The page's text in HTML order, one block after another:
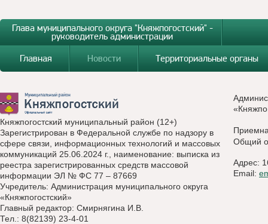
Глава муниципального округа "Княжпогостский" -
руководитель администрации
Главная
Новости Территориальные органы
Княжпогостский муниципальный район (12+)
Зарегистрирован в Федеральной службе по надзору в
сфере связи, информационных технологий и массовых
коммуникаций 25.06.2024 г., наименование: выписка из
реестра зарегистрированных средств массовой
информации ЭЛ № ФС 77 – 87669
Учредитель: Администрация муниципального округа
«Княжпогостский»
Главный редактор: Смирнягина И.В.
Тел.: 8(82139) 23-4-01
Общий
Адрес:
Email: